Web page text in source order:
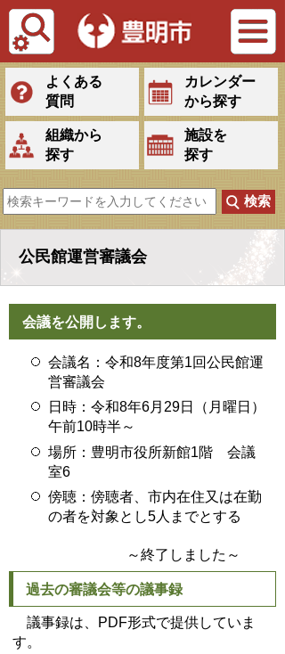
Tiếng Việt
よくある
質問
カレンダー
から探す
組織から
探す
施設を
探す
公民館運営審議会
会議を公開します。
会議名：令和8年度第1回公民館運
営審議会
日時：令和8年6月29日（月曜日）
午前10時半～
場所：豊明市役所新館1階 会議
室6
傍聴：傍聴者、市内在住又は在勤
の者を対象とし5人までとする
～終了しました～
過去の審議会等の議事録
議事録は、PDF形式で提供していま
す。